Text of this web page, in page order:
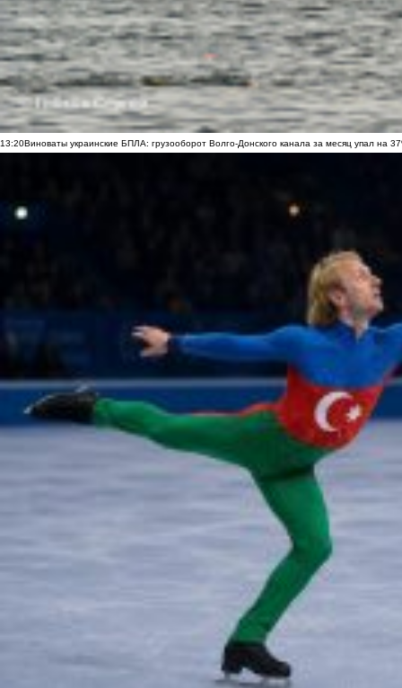
13:20Виноваты украинские БПЛА: грузооборот Волго-Донского канала за месяц упал на